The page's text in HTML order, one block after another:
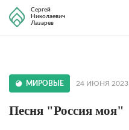
Сергей
Николаевич
Лазарев
МИРОВЫЕ 24 ИЮНЯ 2023
Песня "Россия моя"